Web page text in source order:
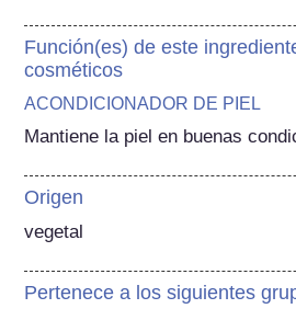
Función(es) de este
cosméticos
ACONDICIONADOR DE PIEL
Mantiene la piel en buenas
Origen
vegetal
Pertenece a los siguientes